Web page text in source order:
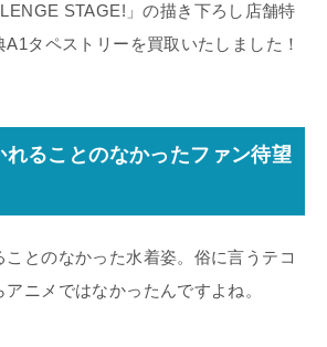
STAGE!」の描き下ろし店舗特
タペストリーを買取いたしました！
れることのなかったファン待望
ことのなかった水着姿。俗に言うテコ
ニメではなかったんですよね。